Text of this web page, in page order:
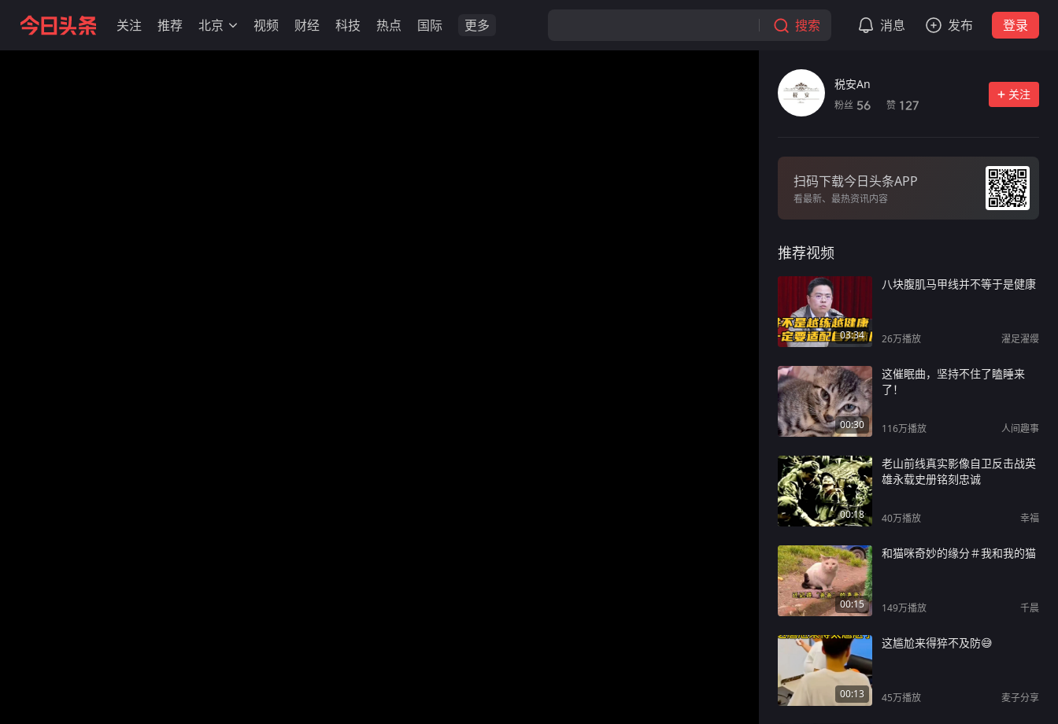
关注 推荐 北京 视频 财经 科技 热点 国际 更多 搜索 消息 发布 登录
税安An
粉丝 56 赞 127
关注
扫码下载今日头条APP
看最新、最热资讯内容
推荐视频
03:34
八块腹肌马甲线并不等于是健康
26万播放 濯足濯缨
00:30
这催眠曲，坚持不住了瞌睡来
了！
116万播放 人间趣事
00:18
老山前线真实影像自卫反击战英
雄永载史册铭刻忠诚
40万播放 幸福
00:15
和猫咪奇妙的缘分＃我和我的猫
149万播放 千晨
00:13
这尴尬来得猝不及防😅
45万播放 麦子分享